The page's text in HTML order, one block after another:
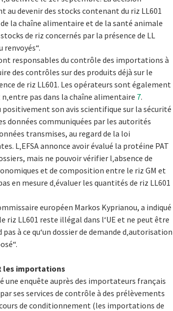
au devenir des stocks contenant du riz LL601
la chaîne alimentaire et de la santé animale
de riz concernés par la présence de LL
renvoyés“.
responsables du contrôle des importations à
des contrôles sur des produits déjà sur le
de riz LL601. Les opérateurs sont également
n‚entre pas dans la chaîne alimentaire 7.
positivement son avis scientifique sur la sécurité
données communiquées par les autorités
transmises, au regard de la loi
L‚EFSA annonce avoir évalué la protéine PAT
mais ne pouvoir vérifier l‚absence de
et de composition entre le riz GM et
en mesure d‚évaluer les quantités de riz LL601
européen Markos Kyprianou, a indiqué
riz LL601 reste illégal dans l‘UE et ne peut être
à ce qu‘un dossier de demande d‚autorisation
les importations
une enquête auprès des importateurs français
ses services de contrôle à des prélèvements
de conditionnement (les importations de